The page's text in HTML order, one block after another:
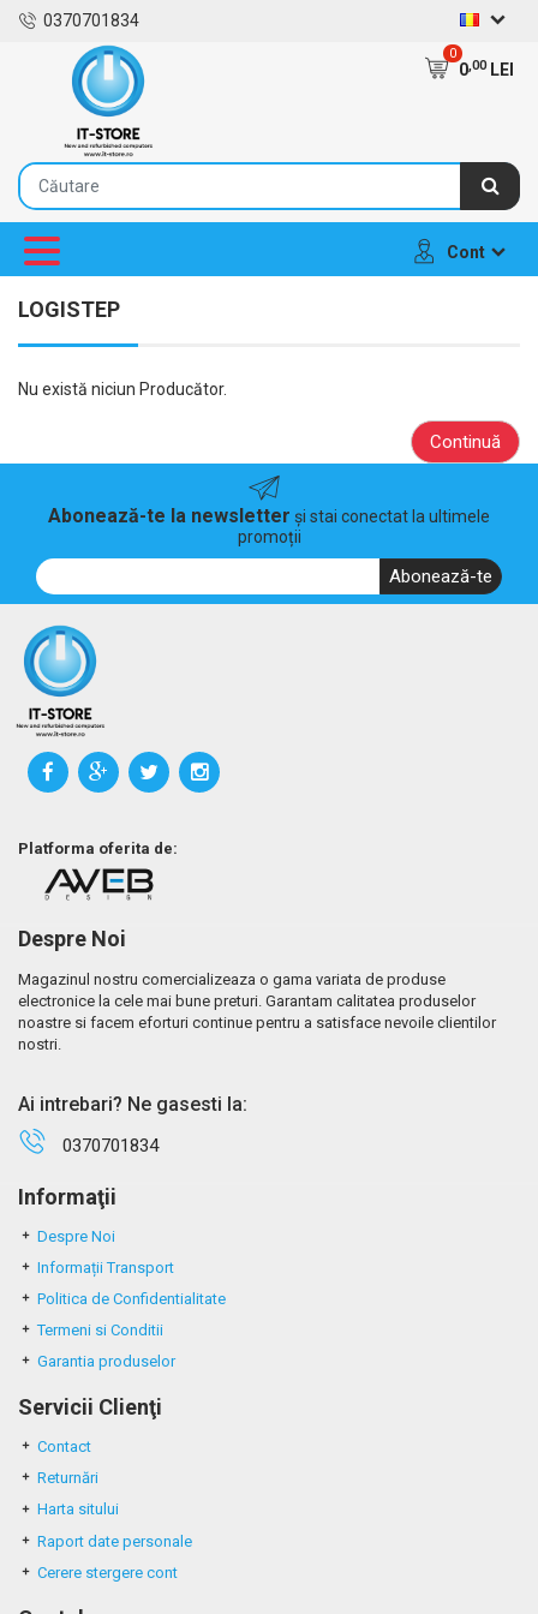
0370701834
0
0,00LEI
Cont
LOGISTEP
Nu există niciun Producător.
Continuă
Abonează-te la newsletter și stai conectat la ultimele
promoții
Abonează-te
Platforma oferita de:
Despre Noi
Magazinul nostru comercializeaza o gama variata de produse
electronice la cele mai bune preturi. Garantam calitatea produselor
noastre si facem eforturi continue pentru a satisface nevoile clientilor
nostri.
Ai intrebari? Ne gasesti la:
0370701834
Informaţii
Despre Noi
Informații Transport
Politica de Confidentialitate
Termeni si Conditii
Garantia produselor
Servicii Clienţi
Contact
Returnări
Harta sitului
Raport date personale
Cerere stergere cont